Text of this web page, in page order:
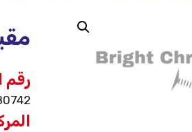
رقم